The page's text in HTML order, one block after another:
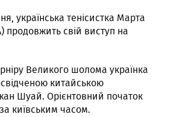
українська тенісистка Марта
продовжить свій виступ на
Великого шолома українка
китайською
Шуай. Орієнтовний початок
київським часом.